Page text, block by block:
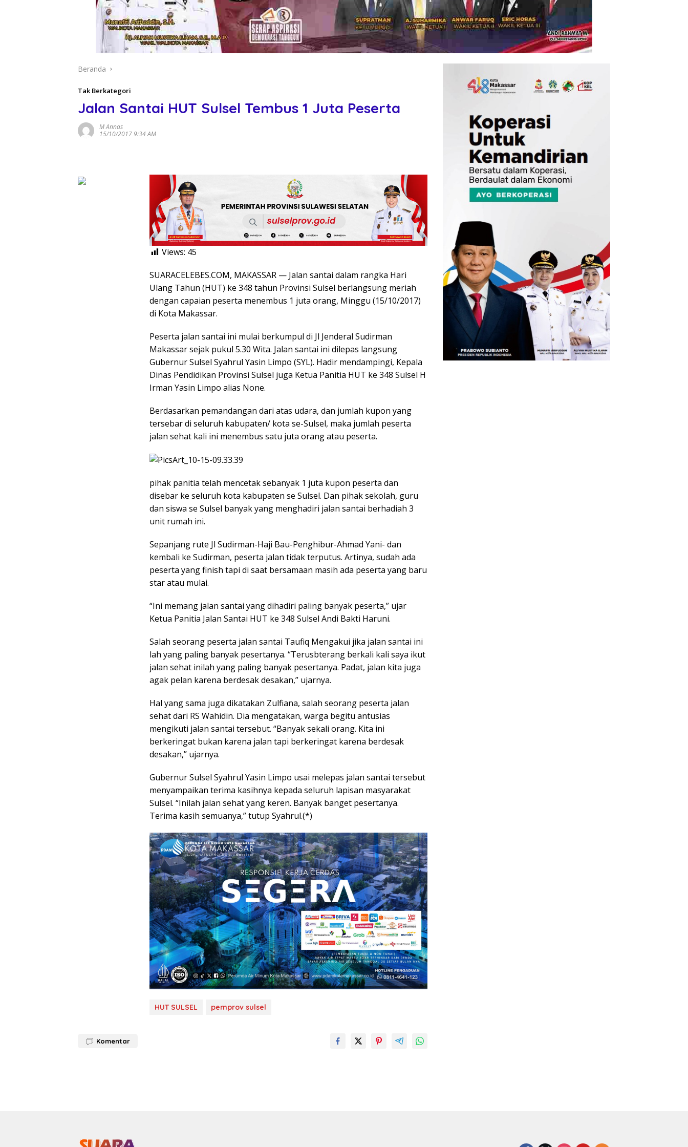
Beranda
Tak Berkategori
Jalan Santai HUT Sulsel Tembus 1 Juta Peserta
M Annas
15/10/2017 9:34 AM
Views: 45
SUARACELEBES.COM, MAKASSAR — Jalan santai dalam rangka Hari
Ulang Tahun (HUT) ke 348 tahun Provinsi Sulsel berlangsung meriah
dengan capaian peserta menembus 1 juta orang, Minggu (15/10/2017)
di Kota Makassar.
Peserta jalan santai ini mulai berkumpul di Jl Jenderal Sudirman
Makassar sejak pukul 5.30 Wita. Jalan santai ini dilepas langsung
Gubernur Sulsel Syahrul Yasin Limpo (SYL). Hadir mendampingi, Kepala
Dinas Pendidikan Provinsi Sulsel juga Ketua Panitia HUT ke 348 Sulsel H
Irman Yasin Limpo alias None.
Berdasarkan pemandangan dari atas udara, dan jumlah kupon yang
tersebar di seluruh kabupaten/ kota se-Sulsel, maka jumlah peserta
jalan sehat kali ini menembus satu juta orang atau peserta.
pihak panitia telah mencetak sebanyak 1 juta kupon peserta dan
disebar ke seluruh kota kabupaten se Sulsel. Dan pihak sekolah, guru
dan siswa se Sulsel banyak yang menghadiri jalan santai berhadiah 3
unit rumah ini.
Sepanjang rute Jl Sudirman-Haji Bau-Penghibur-Ahmad Yani- dan
kembali ke Sudirman, peserta jalan tidak terputus. Artinya, sudah ada
peserta yang finish tapi di saat bersamaan masih ada peserta yang baru
star atau mulai.
“Ini memang jalan santai yang dihadiri paling banyak peserta,” ujar
Ketua Panitia Jalan Santai HUT ke 348 Sulsel Andi Bakti Haruni.
Salah seorang peserta jalan santai Taufiq Mengakui jika jalan santai ini
lah yang paling banyak pesertanya. “Terusbterang berkali kali saya ikut
jalan sehat inilah yang paling banyak pesertanya. Padat, jalan kita juga
agak pelan karena berdesak desakan,” ujarnya.
Hal yang sama juga dikatakan Zulfiana, salah seorang peserta jalan
sehat dari RS Wahidin. Dia mengatakan, warga begitu antusias
mengikuti jalan santai tersebut. “Banyak sekali orang. Kita ini
berkeringat bukan karena jalan tapi berkeringat karena berdesak
desakan,” ujarnya.
Gubernur Sulsel Syahrul Yasin Limpo usai melepas jalan santai tersebut
menyampaikan terima kasihnya kepada seluruh lapisan masyarakat
Sulsel. “Inilah jalan sehat yang keren. Banyak banget pesertanya.
Terima kasih semuanya,” tutup Syahrul.(*)
HUT SULSEL pemprov sulsel
Komentar